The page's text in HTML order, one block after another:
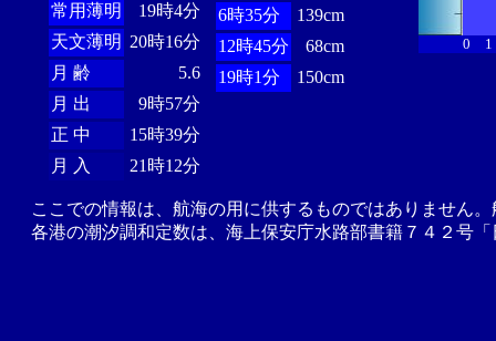
常用薄明
19時4分
天文薄明 20時16分
月 齢
5.6
月 出
9時57分
正 中
15時39分
月 入
21時12分
6時35分
139cm
12時45分
68cm
19時1分
150cm
0 1
ここでの情報は、航海の用に供するものではありません
各港の潮汐調和定数は、海上保安庁水路部書籍７４２号